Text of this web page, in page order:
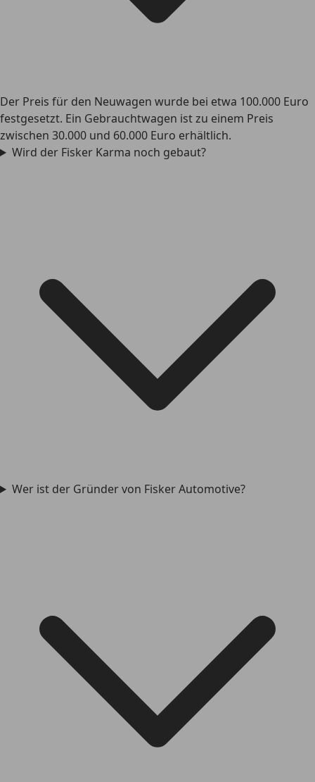
Der Preis für den Neuwagen wurde bei etwa 100.000 Euro
festgesetzt. Ein Gebrauchtwagen ist zu einem Preis
zwischen 30.000 und 60.000 Euro erhältlich.
Wird der Fisker Karma noch gebaut?
Wer ist der Gründer von Fisker Automotive?